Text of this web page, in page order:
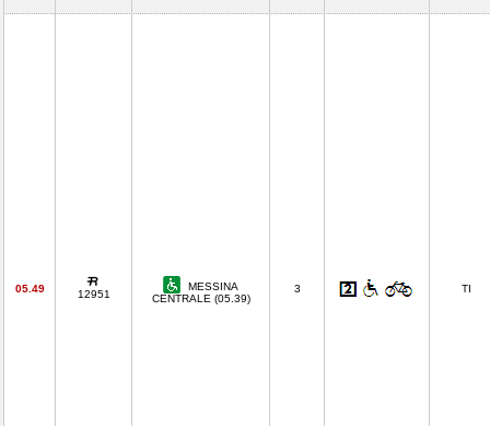
05.49 12951
MESSINA
CENTRALE (05.39)
3 TI